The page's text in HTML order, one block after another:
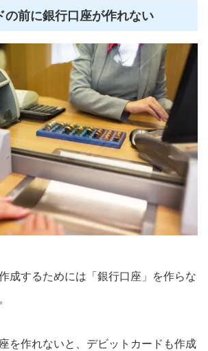
の前に銀行口座が作れない
成するためには「銀行口座」を作らな
を作れないと、デビットカードも作成